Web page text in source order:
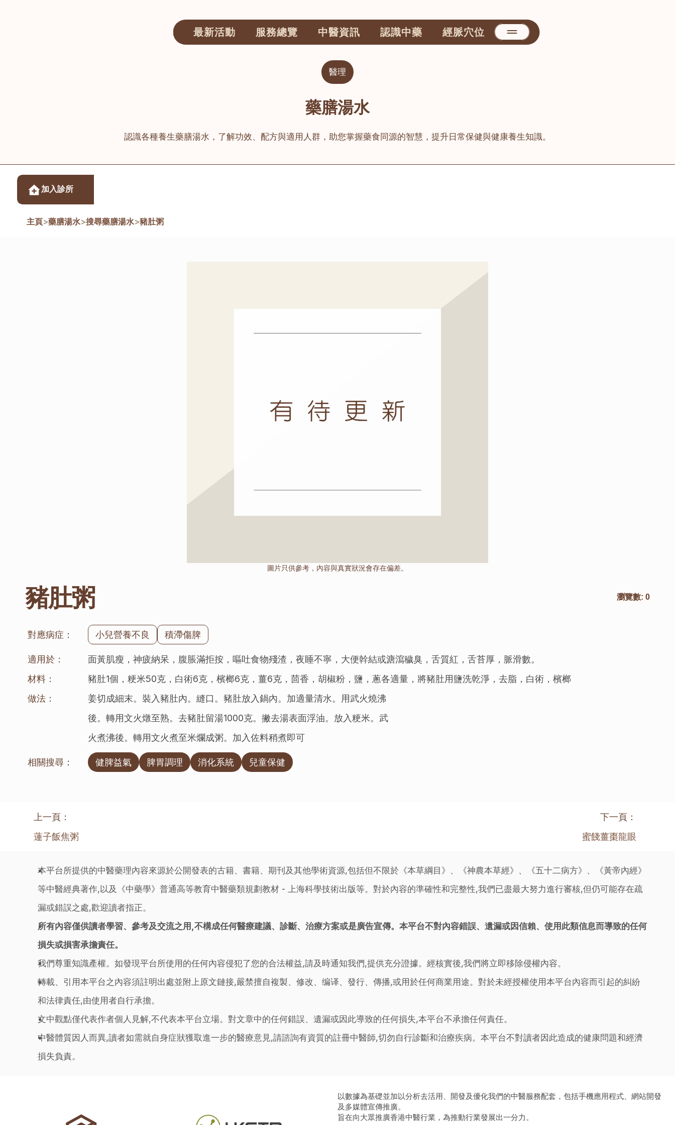
最新活動 服務總覽 中醫資訊 認識中藥 經脈穴位
醫理
藥膳湯水
認識各種養生藥膳湯水，了解功效、配方與適用人群，助您掌握藥食同源的智慧，提升日常保健與健康養生知識。
加入診所
主頁>藥膳湯水>搜尋藥膳湯水>豬肚粥
豬肚粥 瀏覽數: 0
對應病症： 小兒營養不良 積滯傷脾
適用於：
面黃肌瘦，神疲納呆，腹脹滿拒按，嘔吐食物殘渣，夜睡不寧，大便幹結或溏瀉穢臭，舌質紅，舌苔厚，脈滑數。
材料：
豬肚1個，粳米50克，白術6克，檳榔6克，薑6克，茴香，胡椒粉，鹽，蔥各適量，將豬肚用鹽洗乾淨，去脂，白術，檳榔
做法：
姜切成細末。裝入豬肚內。縫口。豬肚放入鍋內。加適量清水。用武火燒沸
後。轉用文火燉至熟。去豬肚留湯1000克。撇去湯表面浮油。放入粳米。武
火煮沸後。轉用文火煮至米爛成粥。加入佐料稍煮即可
相關搜尋： 健脾益氣 脾胃調理 消化系統 兒童保健
圖片只供參考，內容與真實狀況會存在偏差。
上一頁：
蓮子飯焦粥
下一頁：
蜜餞薑棗龍眼
本平台所提供的中醫藥理內容來源於公開發表的古籍、書籍、期刊及其他學術資源,包括但不限於《本草綱目》、《神農本草經》、《五十二病方》、《黃帝內經》
等中醫經典著作,以及《中藥學》普通高等教育中醫藥類規劃教材 - 上海科學技術出版等。對於內容的準確性和完整性,我們已盡最大努力進行審核,但仍可能存在疏
漏或錯誤之處,歡迎讀者指正。
所有內容僅供讀者學習、參考及交流之用,不構成任何醫療建議、診斷、治療方案或是廣告宣傳。本平台不對內容錯誤、遺漏或因信賴、使用此類信息而導致的任何
損失或損害承擔責任。
我們尊重知識產權。如發現平台所使用的任何內容侵犯了您的合法權益,請及時通知我們,提供充分證據。經核實後,我們將立即移除侵權內容。
轉載、引用本平台之內容須註明出處並附上原文鏈接,嚴禁擅自複製、修改、编译、發行、傳播,或用於任何商業用途。對於未經授權使用本平台內容而引起的糾紛
和法律責任,由使用者自行承擔。
文中觀點僅代表作者個人見解,不代表本平台立場。對文章中的任何錯誤、遺漏或因此導致的任何損失,本平台不承擔任何責任。
中醫體質因人而異,讀者如需就自身症狀獲取進一步的醫療意見,請諮詢有資質的註冊中醫師,切勿自行診斷和治療疾病。本平台不對讀者因此造成的健康問題和經濟
損失負責。
以數據為基礎並加以分析去活用、開發及優化我們的中醫服務配套，包括手機應用程式、網站開發
及多媒體宣傳推廣。
旨在向大眾推廣香港中醫行業，為推動行業發展出一分力。